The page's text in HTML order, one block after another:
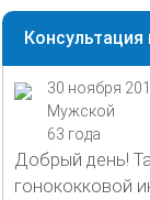
30 ноября
Мужской
63 года
Добрый день!
гонококковой